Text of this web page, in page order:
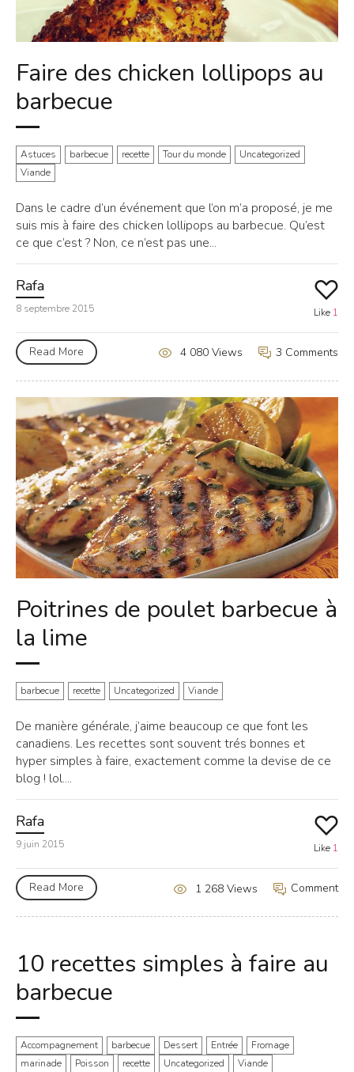
Faire des chicken lollipops au
barbecue
Astuces barbecue recette Tour du monde
Uncategorized
Viande
Dans le cadre d’un événement que l’on m’a proposé, je me
suis mis à faire des chicken lollipops au barbecue. Qu’est
ce que c’est ? Non, ce n’est pas une...
Rafa
8 septembre 2015 Like 1
Read More 3 Comments
4 080 Views
Poitrines de poulet barbecue à
la lime
barbecue recette Uncategorized Viande
De manière générale, j’aime beaucoup ce que font les
canadiens. Les recettes sont souvent trés bonnes et
hyper simples à faire, exactement comme la devise de ce
blog ! lol....
Rafa
9 juin 2015 Like 1
Read More Comment
1 268 Views
10 recettes simples à faire au
barbecue
Accompagnement barbecue Dessert Entrée
Fromage
marinade
Poisson recette Uncategorized Viande